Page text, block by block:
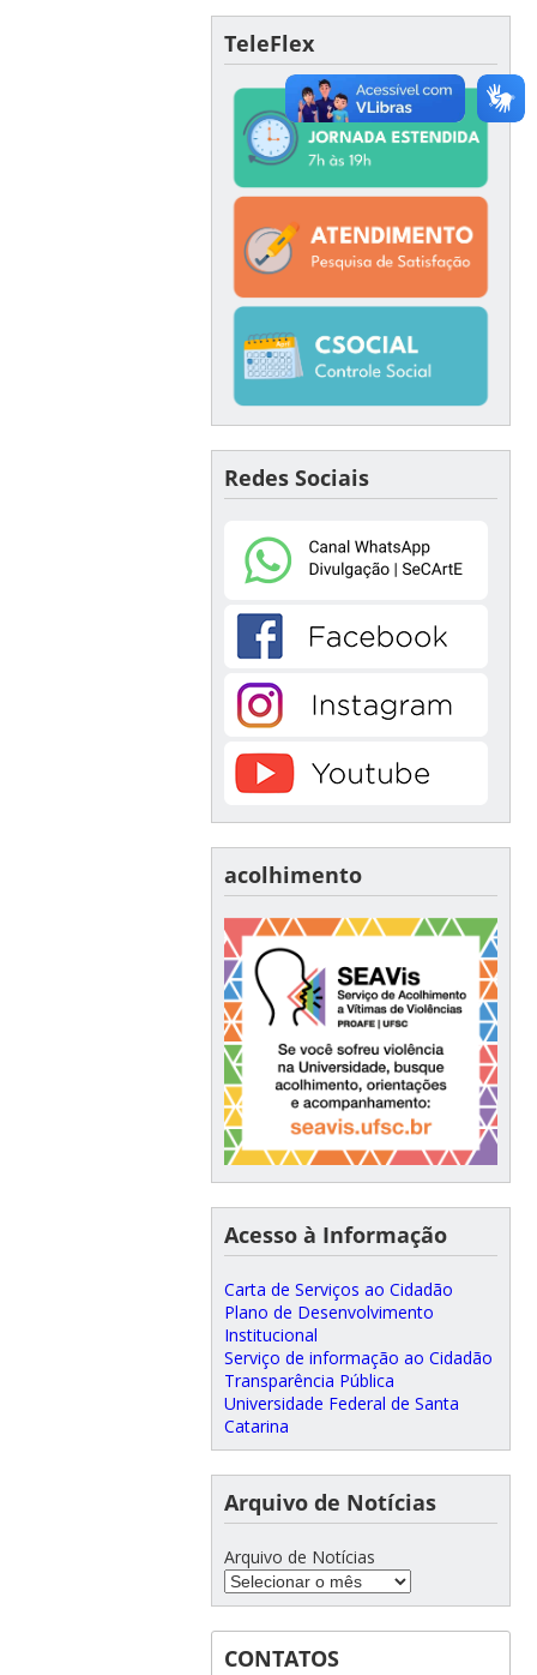
TeleFlex
Redes Sociais
acolhimento
Acesso à Informação
Carta de Serviços ao Cidadão
Plano de Desenvolvimento
Institucional
Serviço de informação ao Cidadão
Transparência Pública
Universidade Federal de Santa
Catarina
Arquivo de Notícias
Arquivo de Notícias
CONTATOS